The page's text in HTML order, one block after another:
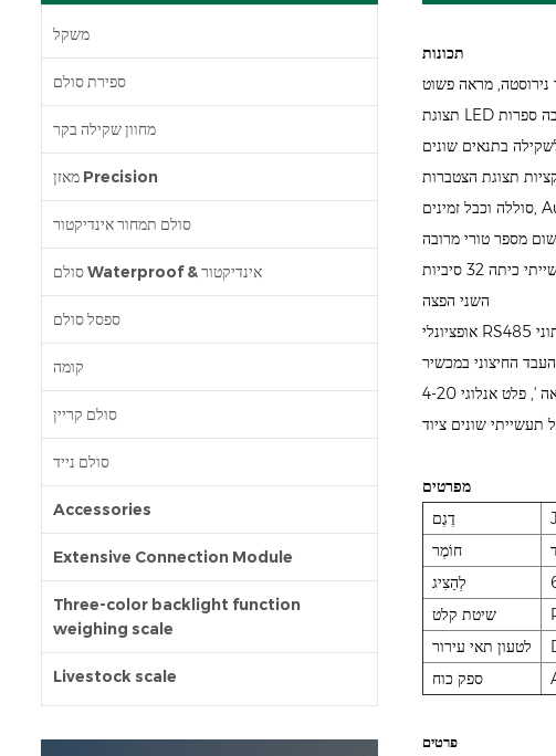
משקל
ספירת סולם
מחוון שקילה בקר
מאזן Precision
סולם תמחור אינדיקטור
סולם Waterproof & אינדיקטור
ספסל סולם
קומה
סולם קריין
סולם נייד
Accessories
Extensive Connection Module
Three-color backlight function
weighing scale
Livestock scale
תכונות
נירוסטה, מראה פשוט
בתנאים שונים
תצוגת הצטברות
תעשייתי כיתה 32 סיביות MCU יעילות גבוהה יישום תדר עיקרי, מהירות גבוהה RS-232 תקשורת, שיעור ההולכה יכול להיות מופעל במספר שלבים, עד 80 פעמים /
השני הפצה
אופציונלי RS485 ייעודי מודבוס פונקציית תקשורת, אשר עשויה לשמש כמכשיר העבד כדי לספק נתוני עבודה למשתמש, והוא יכול להפוך להתקן הראשי לספק נתוני
פונקציה חדשה "זרם לולאה ', פלט אנלוגי 4-20mA, 0-5V להסתמך על ההתנגדות הפנימית האינסופית של המקור הנוכחי, וכתוצאה מכך דיוק מדויק, חזק נגד הפרעה, בטוח
מפרטים
דֶגֶם
חוֹמֶר
לְהַצִיג
שיטת קלט
לטעון תאי עירור
ספק כוח
פרטים